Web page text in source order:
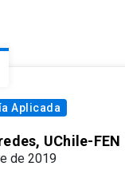
Aplicada
UChile-FEN
de 2019